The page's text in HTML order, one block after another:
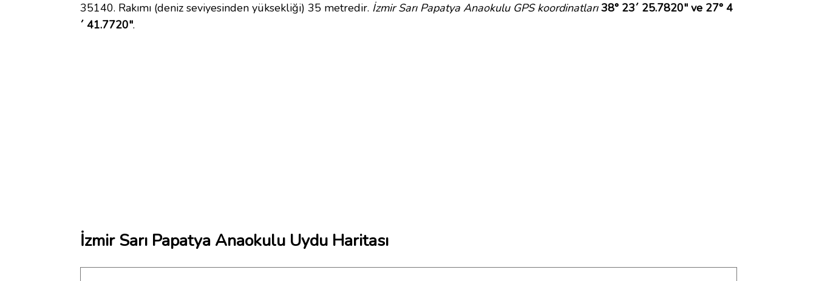
35140. Rakımı (deniz seviyesinden yüksekliği) 35 metredir. İzmir Sarı Papatya Anaokulu GPS koordinatları 38° 23´ 25.7820" ve 27° 4
´ 41.7720".
İzmir Sarı Papatya Anaokulu Uydu Haritası